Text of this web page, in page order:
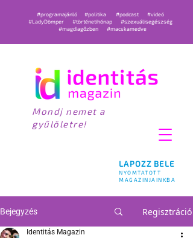
LAPOZZ BELE
NYOMTATOTT
MAGAZINJAINKBA
#programajánló #politika #podcast
#videó
#LadyDömper
#történetihónap
#szexuálisegészség
#magdiagőzben
#macskamedve
Mondj nemet a
gyűlöletre!
Bejegyzés Regisztráció
Identitás Magazin